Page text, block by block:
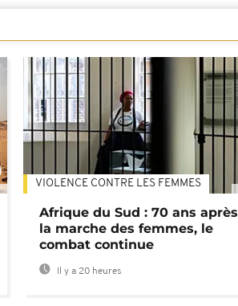
VIOLENCE CONTRE LES FEMMES
Afrique du Sud : 70 ans après
la marche des femmes, le
combat continue
Il y a 20 heures